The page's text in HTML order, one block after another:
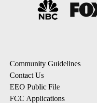
Community Guidelines
Contact Us
EEO Public File
FCC Applications